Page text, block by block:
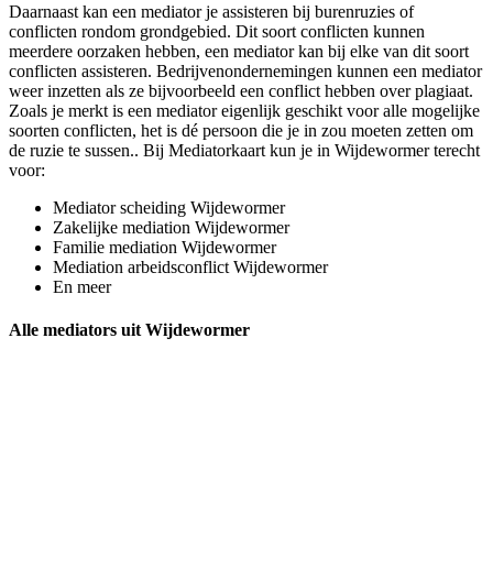
Daarnaast kan een mediator je assisteren bij burenruzies of
conflicten rondom grondgebied. Dit soort conflicten kunnen
meerdere oorzaken hebben, een mediator kan bij elke van dit soort
conflicten assisteren. Bedrijvenondernemingen kunnen een mediator
weer inzetten als ze bijvoorbeeld een conflict hebben over plagiaat.
Zoals je merkt is een mediator eigenlijk geschikt voor alle mogelijke
soorten conflicten, het is dé persoon die je in zou moeten zetten om
de ruzie te sussen.. Bij Mediatorkaart kun je in Wijdewormer terecht
voor:
Mediator scheiding Wijdewormer
Zakelijke mediation Wijdewormer
Familie mediation Wijdewormer
Mediation arbeidsconflict Wijdewormer
En meer
Alle mediators uit Wijdewormer